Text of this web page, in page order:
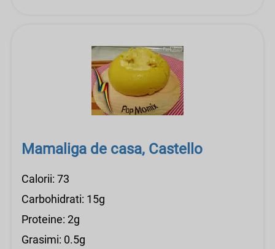
Mamaliga de casa, Castello
Calorii: 73
Carbohidrati: 15g
Proteine: 2g
Grasimi: 0.5g